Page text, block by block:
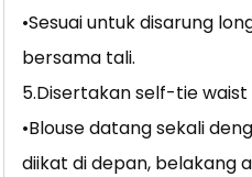
•Sesuai untuk disarung
bersama tali.
5.Disertakan self-tie
•Blouse datang sekali
diikat di depan, belakang